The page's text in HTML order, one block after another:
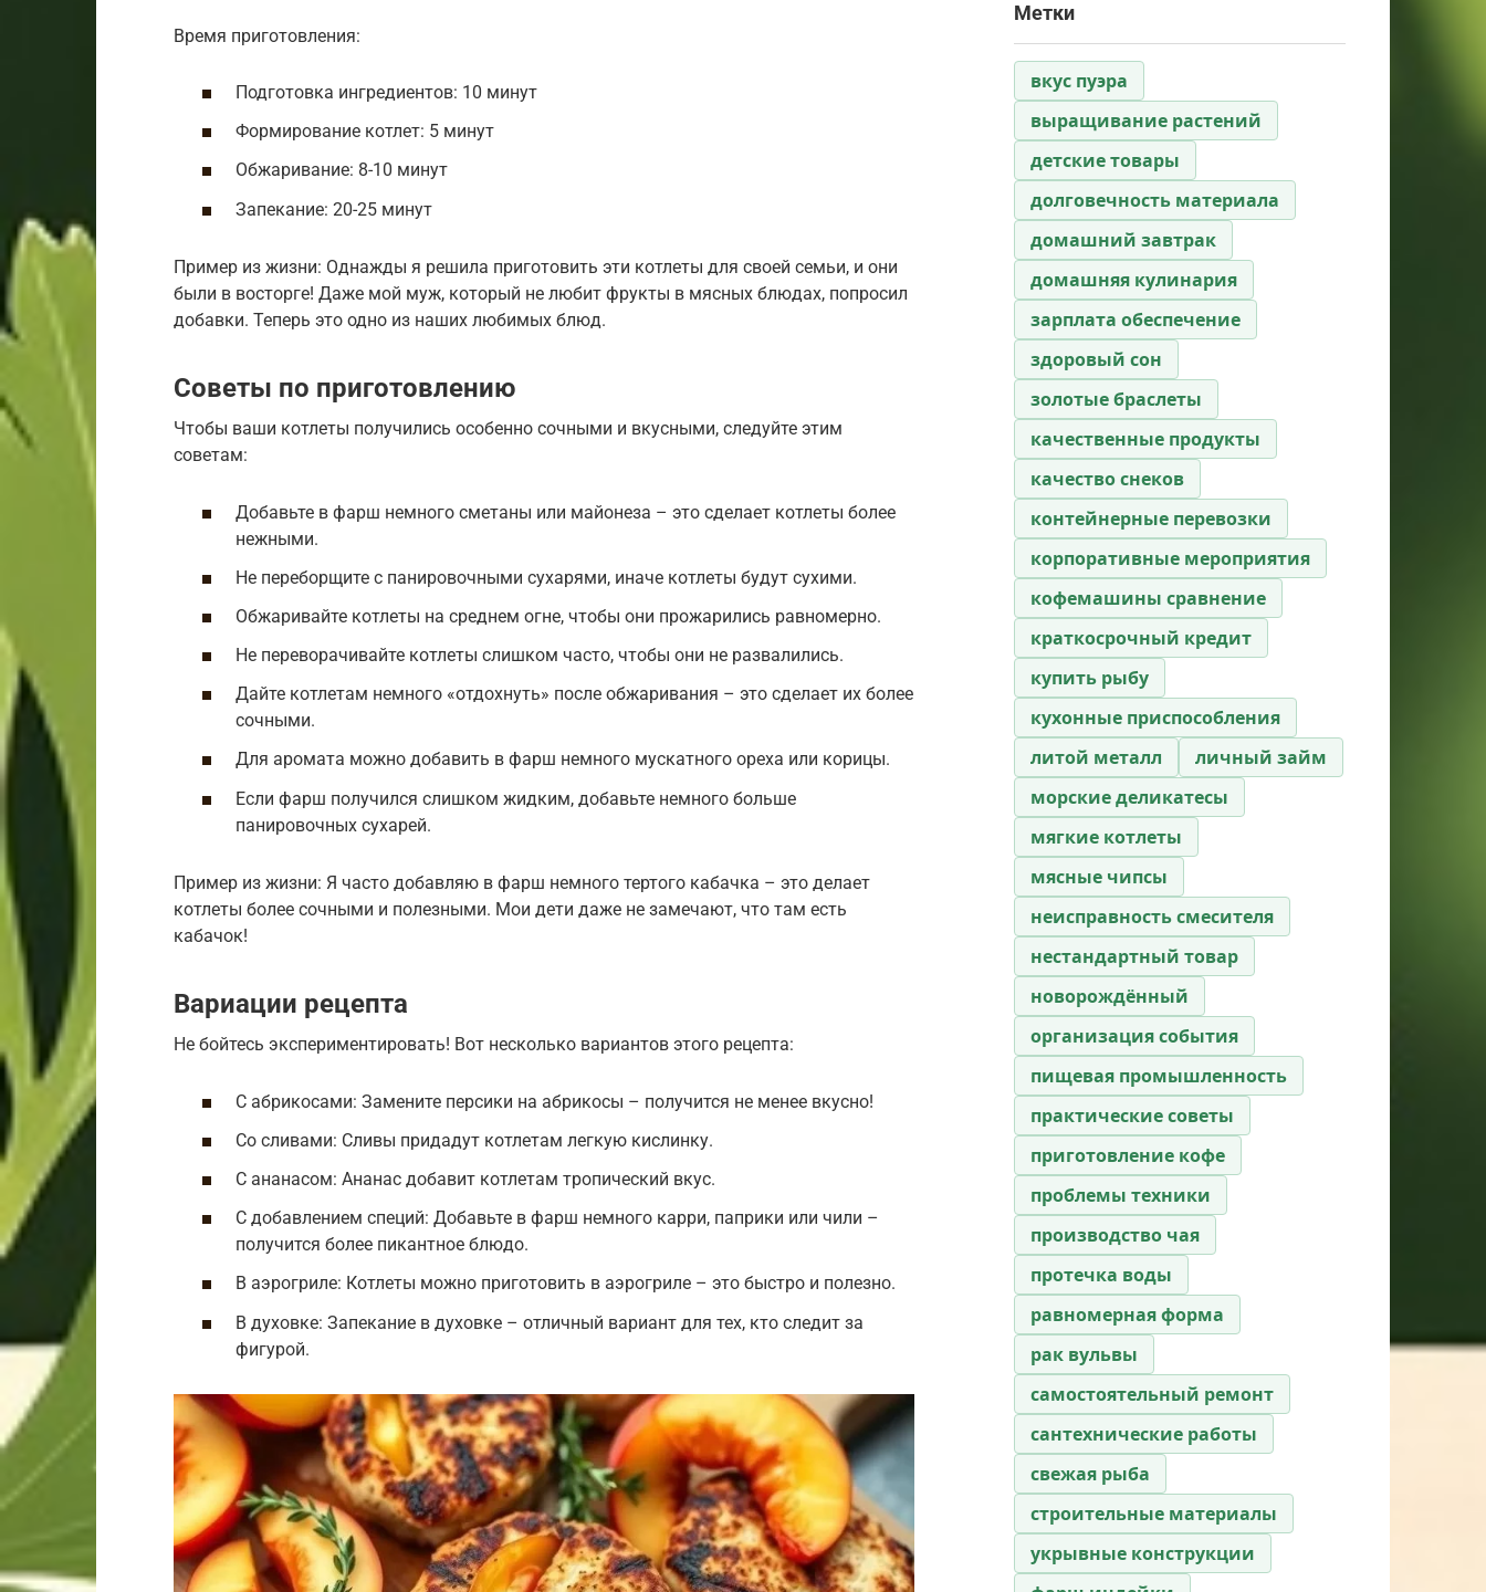
Время приготовления:
Подготовка ингредиентов: 10 минут
Формирование котлет: 5 минут
Обжаривание: 8-10 минут
Запекание: 20-25 минут
Пример из жизни: Однажды я решила приготовить эти котлеты для своей семьи, и они
были в восторге! Даже мой муж, который не любит фрукты в мясных блюдах, попросил
добавки. Теперь это одно из наших любимых блюд.
Советы по приготовлению
Чтобы ваши котлеты получились особенно сочными и вкусными, следуйте этим
советам:
Добавьте в фарш немного сметаны или майонеза – это сделает котлеты более
нежными.
Не переборщите с панировочными сухарями, иначе котлеты будут сухими.
Обжаривайте котлеты на среднем огне, чтобы они прожарились равномерно.
Не переворачивайте котлеты слишком часто, чтобы они не развалились.
Дайте котлетам немного «отдохнуть» после обжаривания – это сделает их более
сочными.
Для аромата можно добавить в фарш немного мускатного ореха или корицы.
Если фарш получился слишком жидким, добавьте немного больше
панировочных сухарей.
Пример из жизни: Я часто добавляю в фарш немного тертого кабачка – это делает
котлеты более сочными и полезными. Мои дети даже не замечают, что там есть
кабачок!
Вариации рецепта
Не бойтесь экспериментировать! Вот несколько вариантов этого рецепта:
С абрикосами: Замените персики на абрикосы – получится не менее вкусно!
Со сливами: Сливы придадут котлетам легкую кислинку.
С ананасом: Ананас добавит котлетам тропический вкус.
С добавлением специй: Добавьте в фарш немного карри, паприки или чили –
получится более пикантное блюдо.
В аэрогриле: Котлеты можно приготовить в аэрогриле – это быстро и полезно.
В духовке: Запекание в духовке – отличный вариант для тех, кто следит за
фигурой.
Метки
вкус пуэра
выращивание растений
детские товары
долговечность материала
домашний завтрак
домашняя кулинария
зарплата обеспечение
здоровый сон
золотые браслеты
качественные продукты
качество снеков
контейнерные перевозки
корпоративные мероприятия
кофемашины сравнение
краткосрочный кредит
купить рыбу
кухонные приспособления
литой металл
личный займ
морские деликатесы
мягкие котлеты
мясные чипсы
неисправность смесителя
нестандартный товар
новорождённый
организация события
пищевая промышленность
практические советы
приготовление кофе
проблемы техники
производство чая
протечка воды
равномерная форма
рак вульвы
самостоятельный ремонт
сантехнические работы
свежая рыба
строительные материалы
укрывные конструкции